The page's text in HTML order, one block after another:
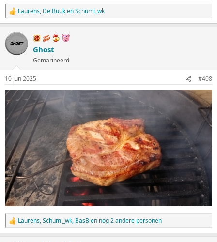
W
a
r
d
e
i
n
g
e
n
Laurens, De BuukenSchumi_wk
Ghost
Gemarineerd
10 jun 2025 #408
W
a
Laurens,Schumi_wk, BasBen nog 2 andere personen